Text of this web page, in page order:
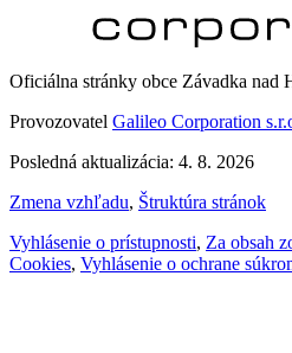
Oficiálna stránky obce Závadka nad
Provozovatel Galileo Corporation
Posledná aktualizácia: 4. 8. 2026
Zmena vzhľadu, Štruktúra stránok
Vyhlásenie o prístupnosti, Za obsah
Cookies, Vyhlásenie o ochrane